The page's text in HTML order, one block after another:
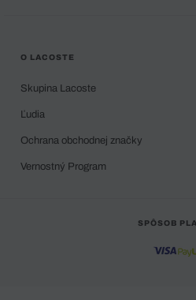
O LACOSTE
Skupina Lacoste
Ľudia
Ochrana obchodnej značky
Vernostný Program
SPÔSOB